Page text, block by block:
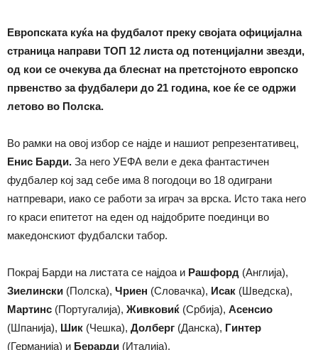
Европската куќа на фудбалот преку својата официјална
страница направи ТОП 12 листа од потенцијални звезди,
од кои се очекува да блеснат на претстојното европско
првенство за фудбалери до 21 година, кое ќе се одржи
летово во Полска.
Во рамки на овој избор се најде и нашиот репрезентативец,
Енис Барди. За него УЕФА вели е дека фантастичен
фудбалер кој зад себе има 8 погодоци во 18 одиграни
натпревари, иако се работи за играч за врска. Исто така него
го краси епитетот на еден од најдобрите поединци во
македонскиот фудбалски табор.
Покрај Барди на листата се најдоа и Рашфорд (Англија),
Зиелински (Полска), Чриен (Словачка), Исак (Шведска),
Мартинс (Португалија), Живковиќ (Србија), Асенсио
(Шпанија), Шик (Чешка), Долберг (Данска), Гинтер
(Германија) и Берарди (Италија).